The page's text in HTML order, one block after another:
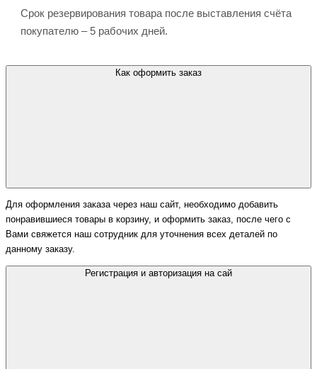
Срок резервирования товара после выставления счёта
покупателю – 5 рабочих дней.
Как оформить заказ
Для оформления заказа через наш сайт, необходимо добавить
понравившиеся товары в корзину, и оформить заказ, после чего с
Вами свяжется наш сотрудник для уточнения всех деталей по
данному заказу.
Регистрация и авторизация на сай